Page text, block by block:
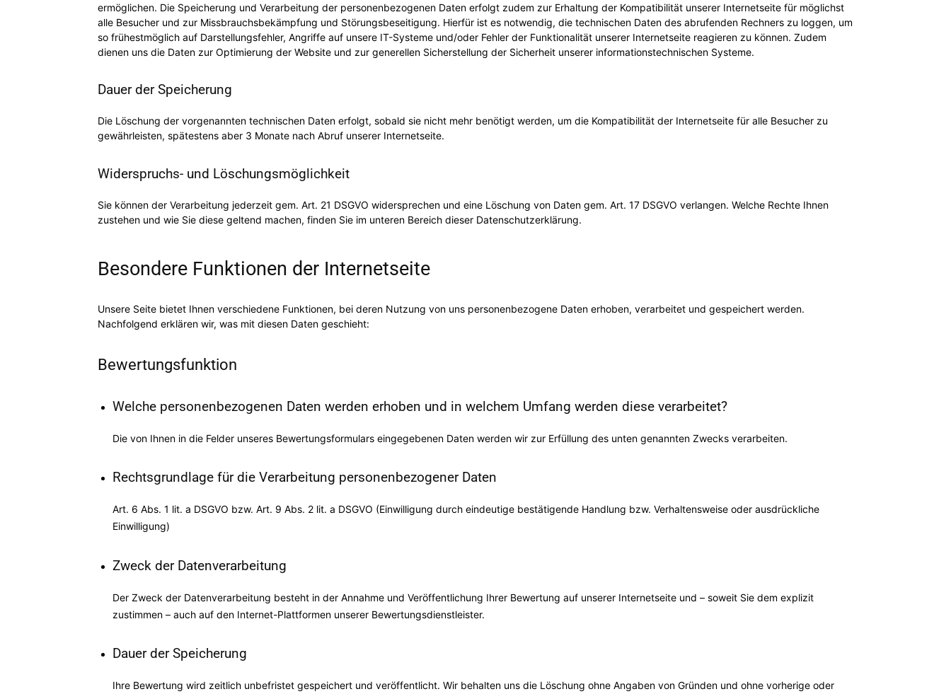
ermöglichen. Die Speicherung und Verarbeitung der personenbezogenen Daten erfolgt zudem zur Erhaltung der Kompatibilität unserer Internetseite für möglichst
alle Besucher und zur Missbrauchsbekämpfung und Störungsbeseitigung. Hierfür ist es notwendig, die technischen Daten des abrufenden Rechners zu loggen, um
so frühestmöglich auf Darstellungsfehler, Angriffe auf unsere IT-Systeme und/oder Fehler der Funktionalität unserer Internetseite reagieren zu können. Zudem
dienen uns die Daten zur Optimierung der Website und zur generellen Sicherstellung der Sicherheit unserer informationstechnischen Systeme.
Dauer der Speicherung
Die Löschung der vorgenannten technischen Daten erfolgt, sobald sie nicht mehr benötigt werden, um die Kompatibilität der Internetseite für alle Besucher zu
gewährleisten, spätestens aber 3 Monate nach Abruf unserer Internetseite.
Widerspruchs- und Löschungsmöglichkeit
Sie können der Verarbeitung jederzeit gem. Art. 21 DSGVO widersprechen und eine Löschung von Daten gem. Art. 17 DSGVO verlangen. Welche Rechte Ihnen
zustehen und wie Sie diese geltend machen, finden Sie im unteren Bereich dieser Datenschutzerklärung.
Besondere Funktionen der Internetseite
Unsere Seite bietet Ihnen verschiedene Funktionen, bei deren Nutzung von uns personenbezogene Daten erhoben, verarbeitet und gespeichert werden.
Nachfolgend erklären wir, was mit diesen Daten geschieht:
Bewertungsfunktion
Welche personenbezogenen Daten werden erhoben und in welchem Umfang werden diese verarbeitet?
Die von Ihnen in die Felder unseres Bewertungsformulars eingegebenen Daten werden wir zur Erfüllung des unten genannten Zwecks verarbeiten.
Rechtsgrundlage für die Verarbeitung personenbezogener Daten
Art. 6 Abs. 1 lit. a DSGVO bzw. Art. 9 Abs. 2 lit. a DSGVO (Einwilligung durch eindeutige bestätigende Handlung bzw. Verhaltensweise oder ausdrückliche
Einwilligung)
Zweck der Datenverarbeitung
Der Zweck der Datenverarbeitung besteht in der Annahme und Veröffentlichung Ihrer Bewertung auf unserer Internetseite und – soweit Sie dem explizit
zustimmen – auch auf den Internet-Plattformen unserer Bewertungsdienstleister.
Dauer der Speicherung
Ihre Bewertung wird zeitlich unbefristet gespeichert und veröffentlicht. Wir behalten uns die Löschung ohne Angaben von Gründen und ohne vorherige oder